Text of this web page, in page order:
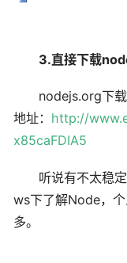
3.直接下载
nodejs.org下载
地址： http://
x85caFDIA5
听说有不太稳定
ws下了解Node，
多。